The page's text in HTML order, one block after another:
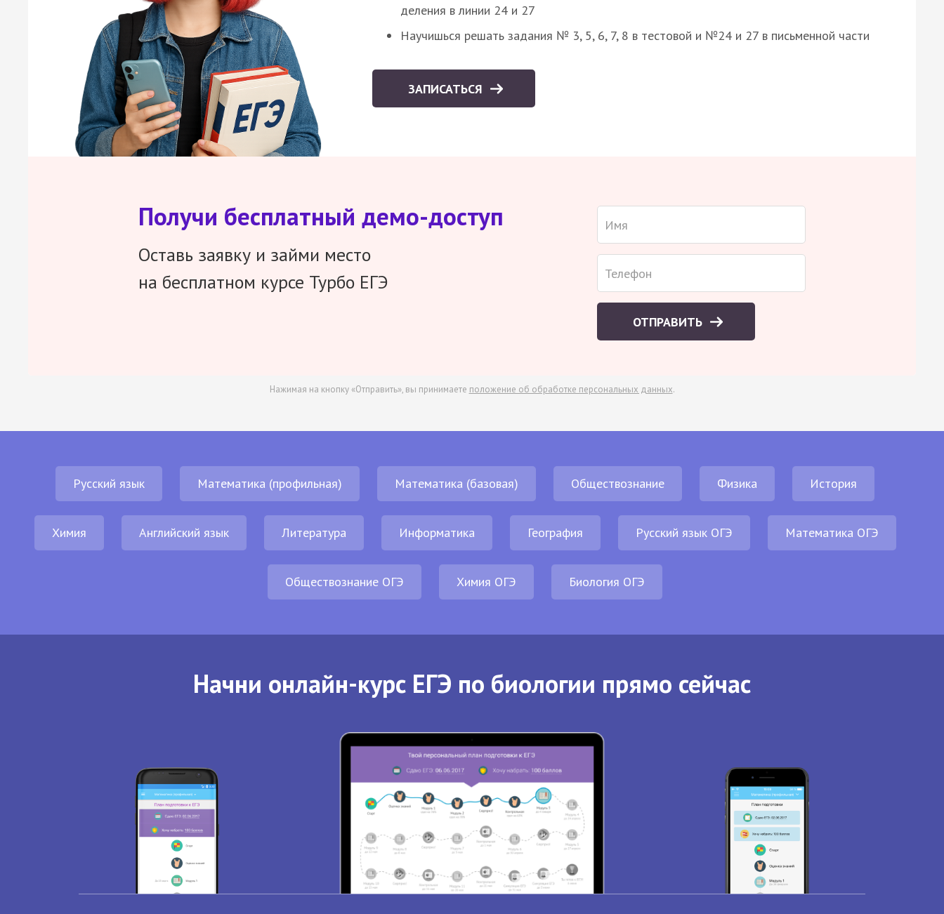
деления в линии 24 и 27
Научишься решать задания № 3, 5, 6, 7, 8 в тестовой и №24 и 27 в письменной части
ЗАПИСАТЬСЯ
Получи бесплатный демо-доступ
Оставь заявку и займи место
на бесплатном курсе Турбо ЕГЭ
ОТПРАВИТЬ
Нажимая на кнопку «Отправить», вы принимаете положение об обработке персональных данных.
Русский язык Математика (профильная) Математика (базовая) Обществознание Физика История
Химия Английский язык Литература Информатика География Русский язык ОГЭ Математика ОГЭ
Обществознание ОГЭ Химия ОГЭ Биология ОГЭ
Начни онлайн-курс ЕГЭ по биологии прямо сейчас